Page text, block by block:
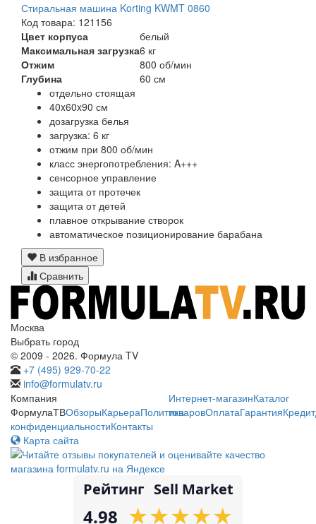
Стиральная машина Korting KWMT 0860
Код товара: 121156
Цвет корпуса
белый
Максимальная загрузка6 кг
Отжим
800 об/мин
Глубина
60 см
отдельно стоящая
40x60x90 см
дозагрузка белья
загрузка: 6 кг
отжим при 800 об/мин
класс энергопотребления: A+++
сенсорное управление
защита от протечек
защита от детей
плавное открывание створок
автоматическое позиционирование барабана
В избранное
Сравнить
Москва
Выбрать город
© 2009 - 2026. Формула TV
+7 (495) 929-70-22
info@formulatv.ru
Компания
ФормулаТВОбзорыКарьераПолитика
конфиденциальностиКонтакты
Интернет-магазинКаталог
товаровОплатаГарантияКредит
Карта сайта
Рейтинг Sell Market
4.98 ★
★★
★★
★★
★★
★